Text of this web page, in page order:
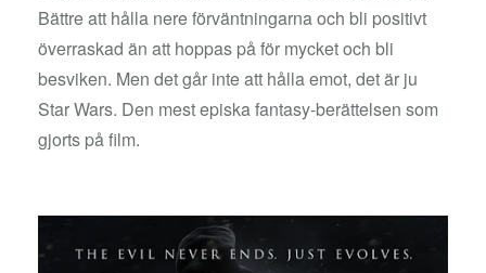
Bättre att hålla nere förväntningarna och bli positivt
överraskad än att hoppas på för mycket och bli
besviken. Men det går inte att hålla emot, det är ju
Star Wars. Den mest episka fantasy-berättelsen som
gjorts på film.